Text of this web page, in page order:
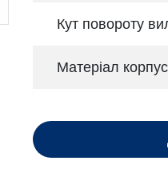
Кут повороту
Матеріал